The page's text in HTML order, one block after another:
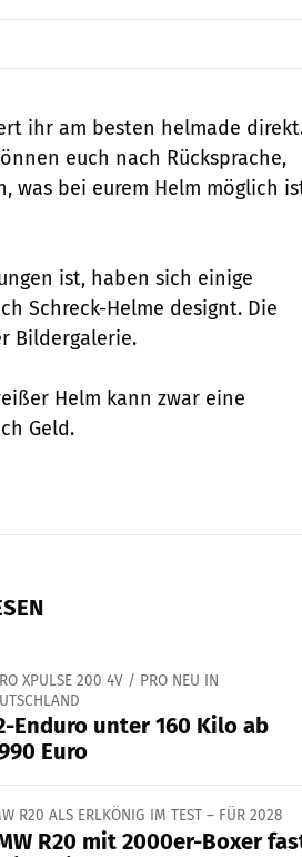
ihr am besten helmade
euch nach Rücksprache,
was bei eurem Helm möglich
ist, haben sich einige
Schreck-Helme designt. Die
Bildergalerie.
Helm kann zwar eine
Geld.
XPULSE 200 4V / PRO NEU IN
Enduro unter 160 Kilo ab
Euro
R20 ALS ERLKÖNIG IM TEST – FÜR 2028
R20 mit 2000er-Boxer